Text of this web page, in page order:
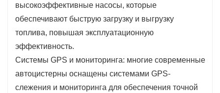
высокоэффективные насосы, которые
обеспечивают быструю загрузку и выгрузку
топлива, повышая эксплуатационную
эффективность.
Системы GPS и мониторинга: многие современные
автоцистерны оснащены системами GPS-
слежения и мониторинга для обеспечения точной